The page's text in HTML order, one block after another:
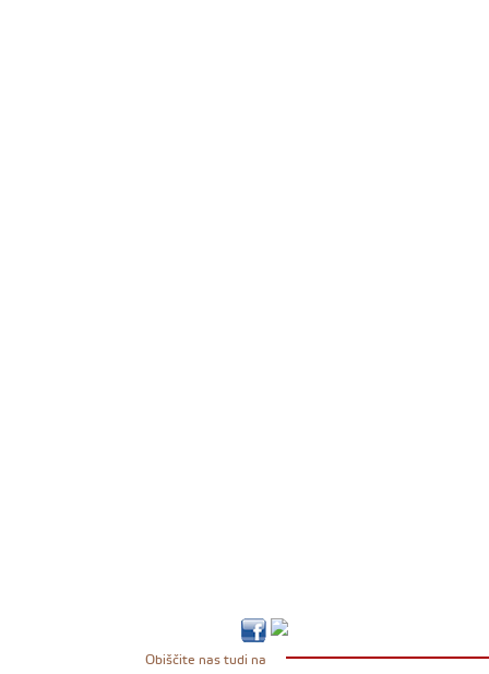
Obiščite nas tudi na